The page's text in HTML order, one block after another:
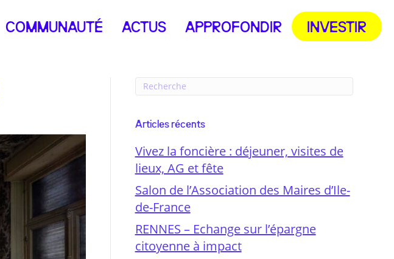
COMMUNAUTÉ ACTUS APPROFONDIR INVESTIR
Articles récents
Vivez la foncière : déjeuner, visites de
lieux, AG et fête
Salon de l’Association des Maires d’Ile-
de-France
RENNES – Echange sur l’épargne
citoyenne à impact